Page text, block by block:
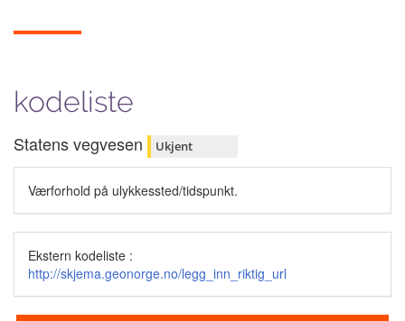
kodeliste
Statens vegvesen Ukjent
Værforhold på ulykkessted/tidspunkt.
Ekstern kodeliste :
http://skjema.geonorge.no/legg_inn_riktig_url